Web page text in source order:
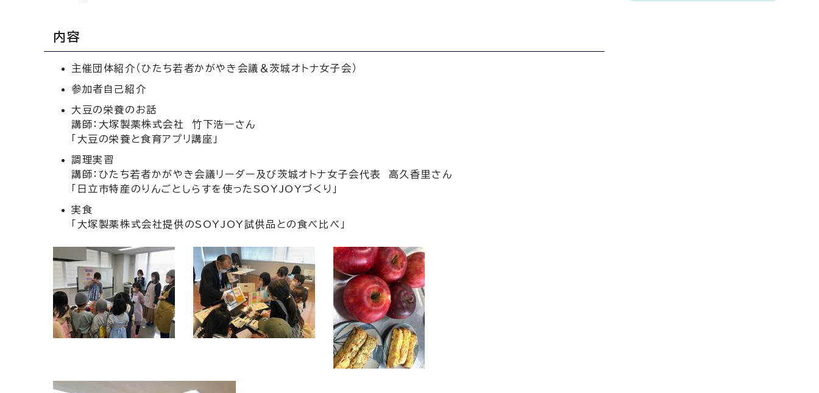
内容
主催団体紹介（ひたち若者かがやき会議＆茨城オトナ女子会）
参加者自己紹介
大豆の栄養のお話
講師：大塚製薬株式会社 竹下浩一さん
「大豆の栄養と食育アプリ講座」
調理実習
講師：ひたち若者かがやき会議リーダー及び茨城オトナ女子会代表 高久香里さん
「日立市特産のりんごとしらすを使ったSOYJOYづくり」
実食
「大塚製薬株式会社提供のSOYJOY試供品との食べ比べ」